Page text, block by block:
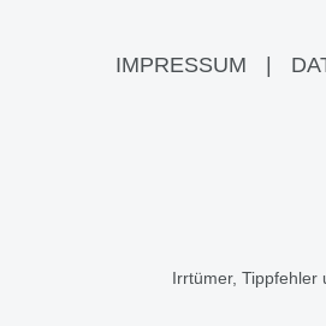
IMPRESSUM
Irrtümer, Tippfehler